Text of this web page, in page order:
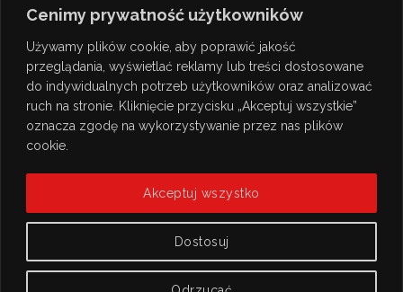
Cenimy prywatność użytkowników
Używamy plików cookie, aby poprawić jakość
przeglądania, wyświetlać reklamy lub treści dostosowane
do indywidualnych potrzeb użytkowników oraz analizować
ruch na stronie. Kliknięcie przycisku „Akceptuj wszystkie”
oznacza zgodę na wykorzystywanie przez nas plików
cookie.
Dostosuj
Akceptuj wszystko
tel. (+48) 022 336 90 00
Zobacz na mapie >